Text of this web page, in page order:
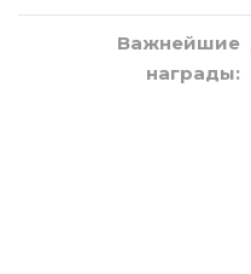
Важнейшие
награды: